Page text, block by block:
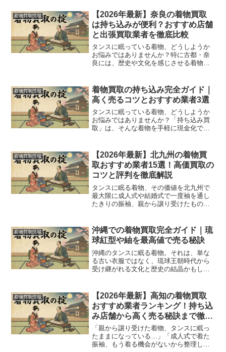
着物が眠っているのではないでしょう
か。着物は日本の美しい伝統...
着物買取情報
【2026年最新】奈良の着物買取
は持ち込みが便利？おすすめ店舗
と出張買取業者を徹底比較
タンスに眠っている着物、どうしようか
お悩みではありませんか？特に古都・奈
良には、歴史や文化を感じさせる着物を
したい方に向けて、おすすめの店舗を厳
選してご紹介します。さら...
着物買取情報
着物買取の持ち込み完全ガイド｜
高く売るコツとおすすめ業者3選
タンスに眠っている着物、どうしようか
お悩みではありませんか？「持ち込み買
取」は、そんな着物を手軽に現金化でき
のか、不安な点も多いでしょう。この記
事では、着物の持ち込み買...
着物買取情報
【2026年最新】北九州の着物買
取おすすめ業者15選！高価買取の
コツと評判を徹底解説
タンスに眠る着物、その価値を北九州で
最大限に成人式や結婚式で一度袖を通し
たきりの振袖、親から譲り受けたものの
なっていませんか？着物はデリケートな
ため、時間が経つほど価値...
着物買取情報
沖縄での着物買取完全ガイド｜琉
球紅型や紬を最高値で売る秘訣
沖縄のタンスに眠る着物。それは、単な
る古い衣服ではなく、琉球王朝時代から
受け継がれる文化と歴史の結晶かもしれ
と芸術性の高さから、専門家の間では高
い価値で評価されています...
着物買取情報
【2026年最新】高知の着物買取
おすすめ業者ランキング！持ち込
み店舗から高く売る秘訣まで徹底
解説
「親から譲り受けた着物、タンスに眠っ
たままになっている…」「成人式で着た
振袖、もう着る機会がないから整理した